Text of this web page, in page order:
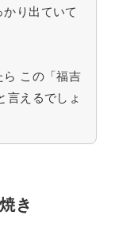
り出ていて
ら この「福吉
言えるでしょ
き